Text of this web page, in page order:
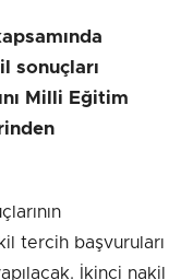
sonuçları
Milli Eğitim
tercih başvuruları
İkinci nakil